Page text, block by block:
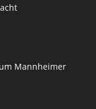
Mannheimer